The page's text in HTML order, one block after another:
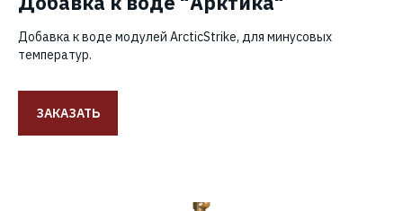
Добавка к воде модулей ArcticStrike, для минусовых
температур.
ЗАКАЗАТЬ